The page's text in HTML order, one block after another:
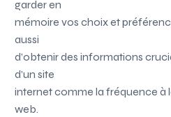
garder en
mémoire vos choix et
aussi
d’obtenir des informations
d’un site
internet comme la fréquence à
web.